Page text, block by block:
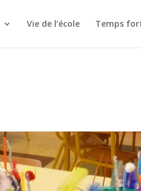
Vie de l’école Temps